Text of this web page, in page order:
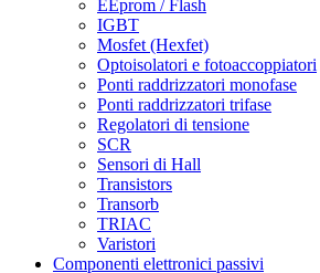
EEprom / Flash
IGBT
Mosfet (Hexfet)
Optoisolatori e fotoaccoppiatori
Ponti raddrizzatori monofase
Ponti raddrizzatori trifase
Regolatori di tensione
SCR
Sensori di Hall
Transistors
Transorb
TRIAC
Varistori
Componenti elettronici passivi